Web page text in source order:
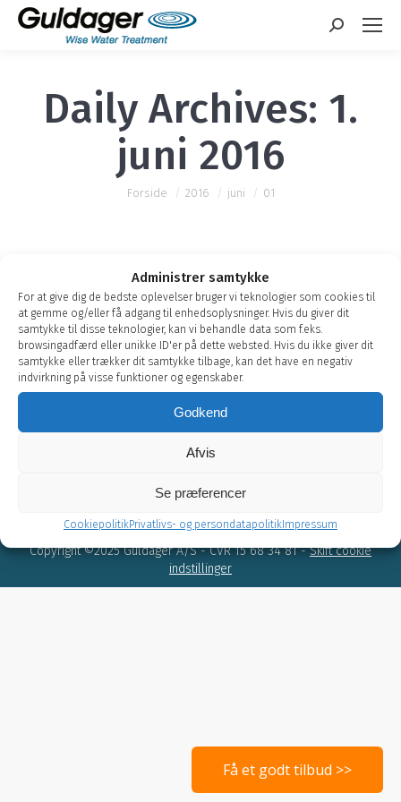
Administrer samtykke
For at give dig de bedste oplevelser bruger vi teknologier som cookies til
at gemme og/eller få adgang til enhedsoplysninger. Hvis du giver dit
samtykke til disse teknologier, kan vi behandle data som f.eks.
browsingadfærd eller unikke ID'er på dette websted. Hvis du ikke giver dit
samtykke eller trækker dit samtykke tilbage, kan det have en negativ
indvirkning på visse funktioner og egenskaber.
Godkend
Afvis
Se præferencer
CookiepolitikPrivatlivs- og persondatapolitik Impressum
Search:
Daily Archives: 1.
juni 2016
You are here:
Forside 2016 juni 01
Søger du specifik produkt
information?
Nyheder afGuldager 1. juni 2016
Så besøg vores nye Download center. Klik her
og få direkte adgang til produktblade,
brochurer, case stories og meget andet.
Copyright ©2025 Guldager A/S - CVR 15 68 34 81 -Skift cookie
indstillinger
Få et godt tilbud >>